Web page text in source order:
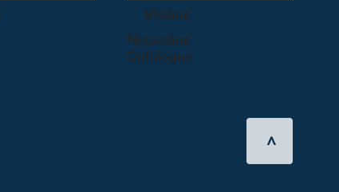
Médias
Nouvelles
Catalogue
>